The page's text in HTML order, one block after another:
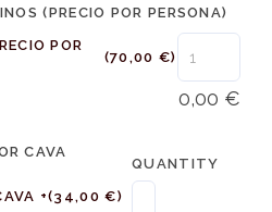
(PRECIO POR PERSONA)
POR
(70,00 €)
0,00 €
CAVA
+(34,00 €)
QUANTITY